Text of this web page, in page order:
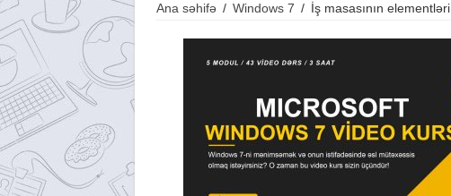
Ana səhifə / Windows 7 / İş masasının elementləri